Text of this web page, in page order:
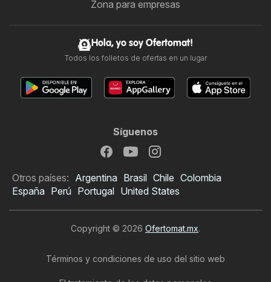
Zona para empresas
Hola, yo soy Ofertomat!
Todos los folletos de ofertas en un lugar
Síguenos
Otros países: Argentina Brasil Chile Colombia
España Perú Portugal United States
Copyright © 2026 Ofertomat.mx.
Términos y condiciones de uso del sitio web